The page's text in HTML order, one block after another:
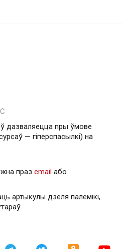
дазваляецца пры ўмове
— гiперспасылкi) на
праз email або
артыкулы дзеля палемікі,